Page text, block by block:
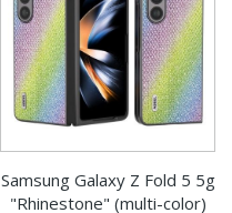
Samsung Galaxy Z Fold 5 5g
"Rhinestone" (multi-color)